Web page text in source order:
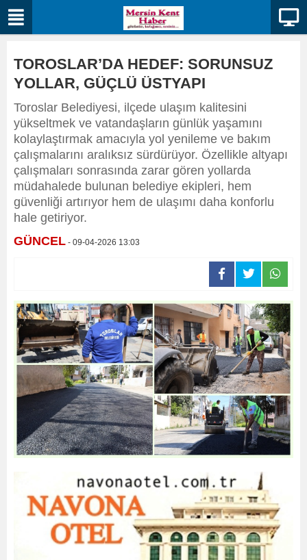
TOROSLAR’DA HEDEF: SORUNSUZ
YOLLAR, GÜÇLÜ ÜSTYAPI
Toroslar Belediyesi, ilçede ulaşım kalitesini
yükseltmek ve vatandaşların günlük yaşamını
kolaylaştırmak amacıyla yol yenileme ve bakım
çalışmalarını aralıksız sürdürüyor. Özellikle altyapı
çalışmaları sonrasında zarar gören yollarda
müdahalede bulunan belediye ekipleri, hem
güvenliği artırıyor hem de ulaşımı daha konforlu
hale getiriyor.
GÜNCEL - 09-04-2026 13:03